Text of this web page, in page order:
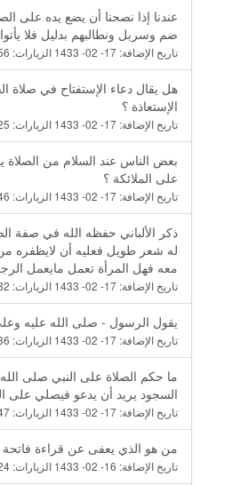
عندنا إذا نصحنا أن يضع يده على
ضم وسربل ونطالبهم بدليل فلا
تاريخ الإضافة: 17- 02- 1433 الزيارات:
هل يقال دعاء الإستفتاح في صلاة
الإستعاذة ؟
تاريخ الإضافة: 17- 02- 1433 الزيارات:
بعض الناس عند السلام من الصلاة
على الملائكة ؟
تاريخ الإضافة: 17- 02- 1433 الزيارات:
ذكر الألباني حفظه الله في صفة
له شعر طويل فعليه أن لايظفره
معه فهل المرأة تعمل مايعمل
تاريخ الإضافة: 17- 02- 1433 الزيارات:
يقول الرسول - صلى الله عليه
تاريخ الإضافة: 17- 02- 1433 الزيارات:
ما حكم الصلاة على النبي صلى
السجود يريد أن يدعو فيصلي على
تاريخ الإضافة: 17- 02- 1433 الزيارات:
من هو الذي يعفى عن قراءة فاتحة
تاريخ الإضافة: 16- 02- 1433 الزيارات: